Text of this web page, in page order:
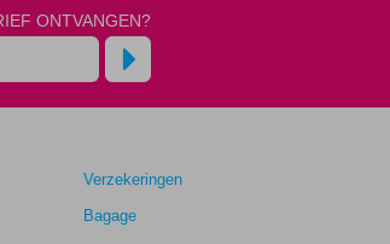
ONTVANGEN?
Verzekeringen
Bagage